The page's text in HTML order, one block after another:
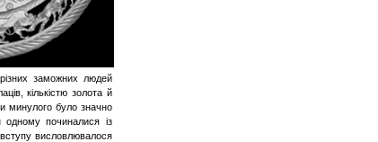
заможних людей
кількістю золота й
минулого було значно
починалися із
вступу висловлювалося